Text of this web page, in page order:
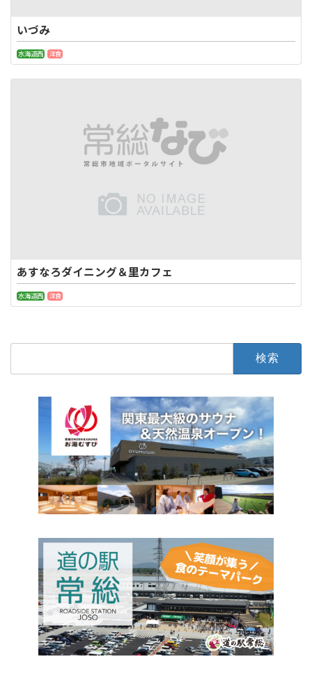
いづみ
水海道西 洋食
あすなろダイニング＆里カフェ
水海道西 洋食